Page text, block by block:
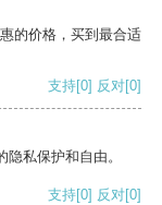
的价格，买到最合适
支持[0] 反对[0]
私保护和自由。
支持[0] 反对[0]